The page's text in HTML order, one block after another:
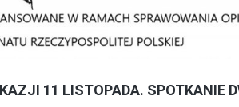
11 LISTOPADA. SPOTKANIE